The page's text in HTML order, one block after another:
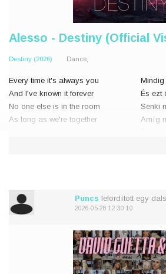
Alesso - Destiny (Official
Destiny (2026) Dance,
Every time it's always you
And I've known it forever
No one else is in the room
As long as we're together
És ezt
Senki
Amíg
Puncs lefordított egy
2026-05-28 12:30:10